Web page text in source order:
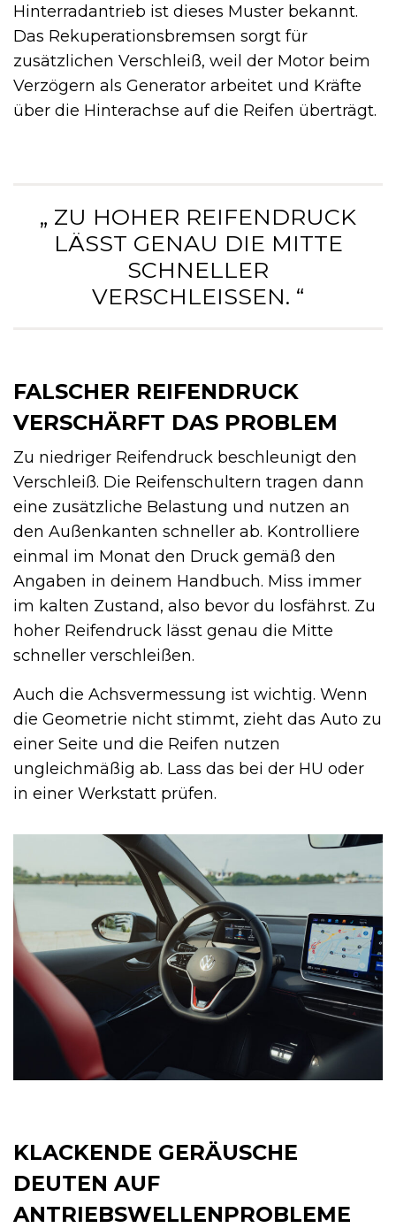
Hinterradantrieb ist dieses Muster bekannt.
Das Rekuperationsbremsen sorgt für
zusätzlichen Verschleiß, weil der Motor beim
Verzögern als Generator arbeitet und Kräfte
über die Hinterachse auf die Reifen überträgt.
„ ZU HOHER REIFENDRUCK
LÄSST GENAU DIE MITTE
SCHNELLER
VERSCHLEISSEN. “
FALSCHER REIFENDRUCK
VERSCHÄRFT DAS PROBLEM
Zu niedriger Reifendruck beschleunigt den
Verschleiß. Die Reifenschultern tragen dann
eine zusätzliche Belastung und nutzen an
den Außenkanten schneller ab. Kontrolliere
einmal im Monat den Druck gemäß den
Angaben in deinem Handbuch. Miss immer
im kalten Zustand, also bevor du losfährst. Zu
hoher Reifendruck lässt genau die Mitte
schneller verschleißen.
Auch die Achsvermessung ist wichtig. Wenn
die Geometrie nicht stimmt, zieht das Auto zu
einer Seite und die Reifen nutzen
ungleichmäßig ab. Lass das bei der HU oder
in einer Werkstatt prüfen.
KLACKENDE GERÄUSCHE
DEUTEN AUF
ANTRIEBSWELLENPROBLEME